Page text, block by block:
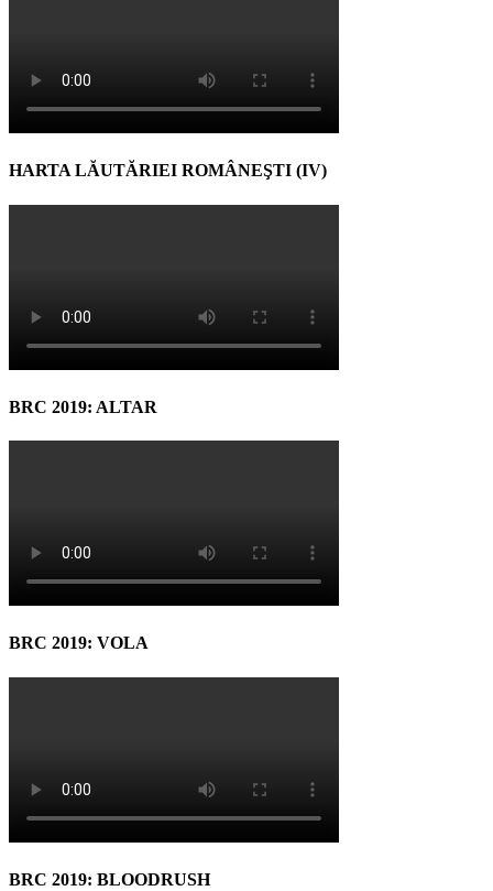
HARTA LĂUTĂRIEI ROMÂNEŞTI (IV)
BRC 2019: ALTAR
BRC 2019: VOLA
BRC 2019: BLOODRUSH